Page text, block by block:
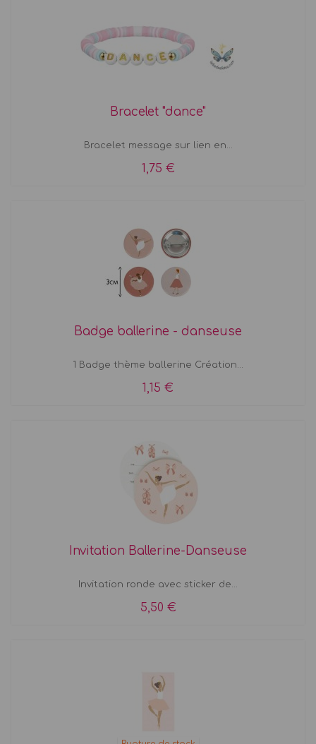
Bracelet "dance"
Bracelet message sur lien en...
1,75 €
Badge ballerine - danseuse
1 Badge thème ballerine Création...
1,15 €
Invitation Ballerine-Danseuse
Invitation ronde avec sticker de...
5,50 €